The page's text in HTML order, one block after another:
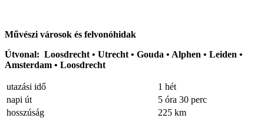
Művészi városok és felvonóhidak
Útvonal: Loosdrecht • Utrecht • Gouda • Alphen • Leiden •
Amsterdam • Loosdrecht
utazási idő
1 hét
napi út
5 óra 30 perc
hosszúság
225 km